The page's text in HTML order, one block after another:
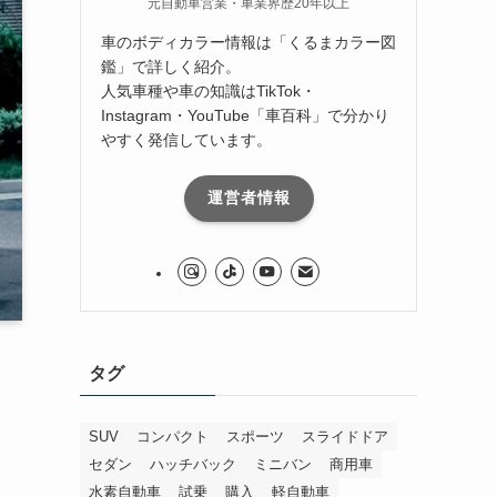
車のボディカラー情報は「くるまカラー図
鑑」で詳しく紹介。
人気車種や車の知識はTikTok・
Instagram・YouTube「車百科」で分かり
やすく発信しています。
運営者情報
タグ
SUV コンパクト スポーツ
スライドドア
セダン
ハッチバック ミニバン
商用車
水素自動車
試乗 購入 軽自動車